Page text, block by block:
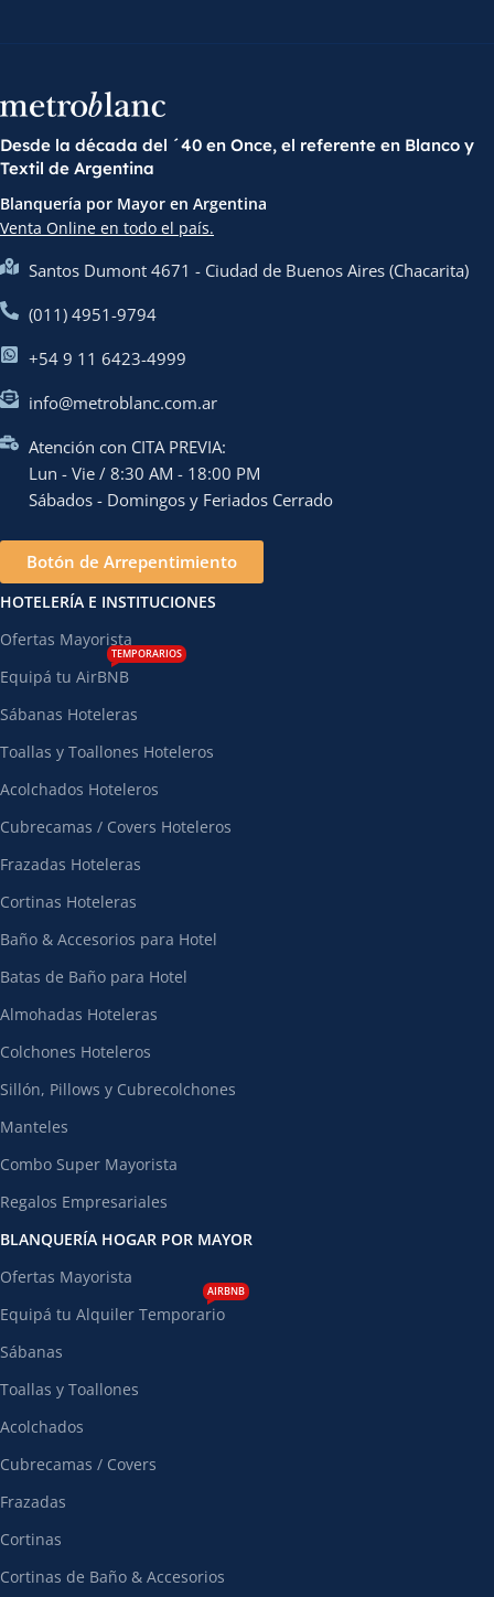
Desde la década del ´40 en Once, el referente en Blanco y
Textil de Argentina
Blanquería por Mayor en Argentina
Venta Online en todo el país.
Santos Dumont 4671 - Ciudad de Buenos Aires (Chacarita)
(011) 4951-9794
+54 9 11 6423-4999
info@metroblanc.com.ar
Atención con CITA PREVIA:
Lun - Vie / 8:30 AM - 18:00 PM
Sábados - Domingos y Feriados Cerrado
Botón de Arrepentimiento
HOTELERÍA E INSTITUCIONES
Ofertas Mayorista
Equipá tu AirBNB
TEMPORARIOS
Sábanas Hoteleras
Toallas y Toallones Hoteleros
Acolchados Hoteleros
Cubrecamas / Covers Hoteleros
Frazadas Hoteleras
Cortinas Hoteleras
Baño & Accesorios para Hotel
Batas de Baño para Hotel
Almohadas Hoteleras
Colchones Hoteleros
Sillón, Pillows y Cubrecolchones
Manteles
Combo Super Mayorista
Regalos Empresariales
BLANQUERÍA HOGAR POR MAYOR
Ofertas Mayorista
Equipá tu Alquiler Temporario
AIRBNB
Sábanas
Toallas y Toallones
Acolchados
Cubrecamas / Covers
Frazadas
Cortinas
Cortinas de Baño & Accesorios